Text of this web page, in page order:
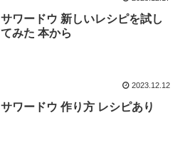
サワードウ 新しいレシピを試し
てみた 本から
2023.12.12
サワードウ 作り方 レシピあり